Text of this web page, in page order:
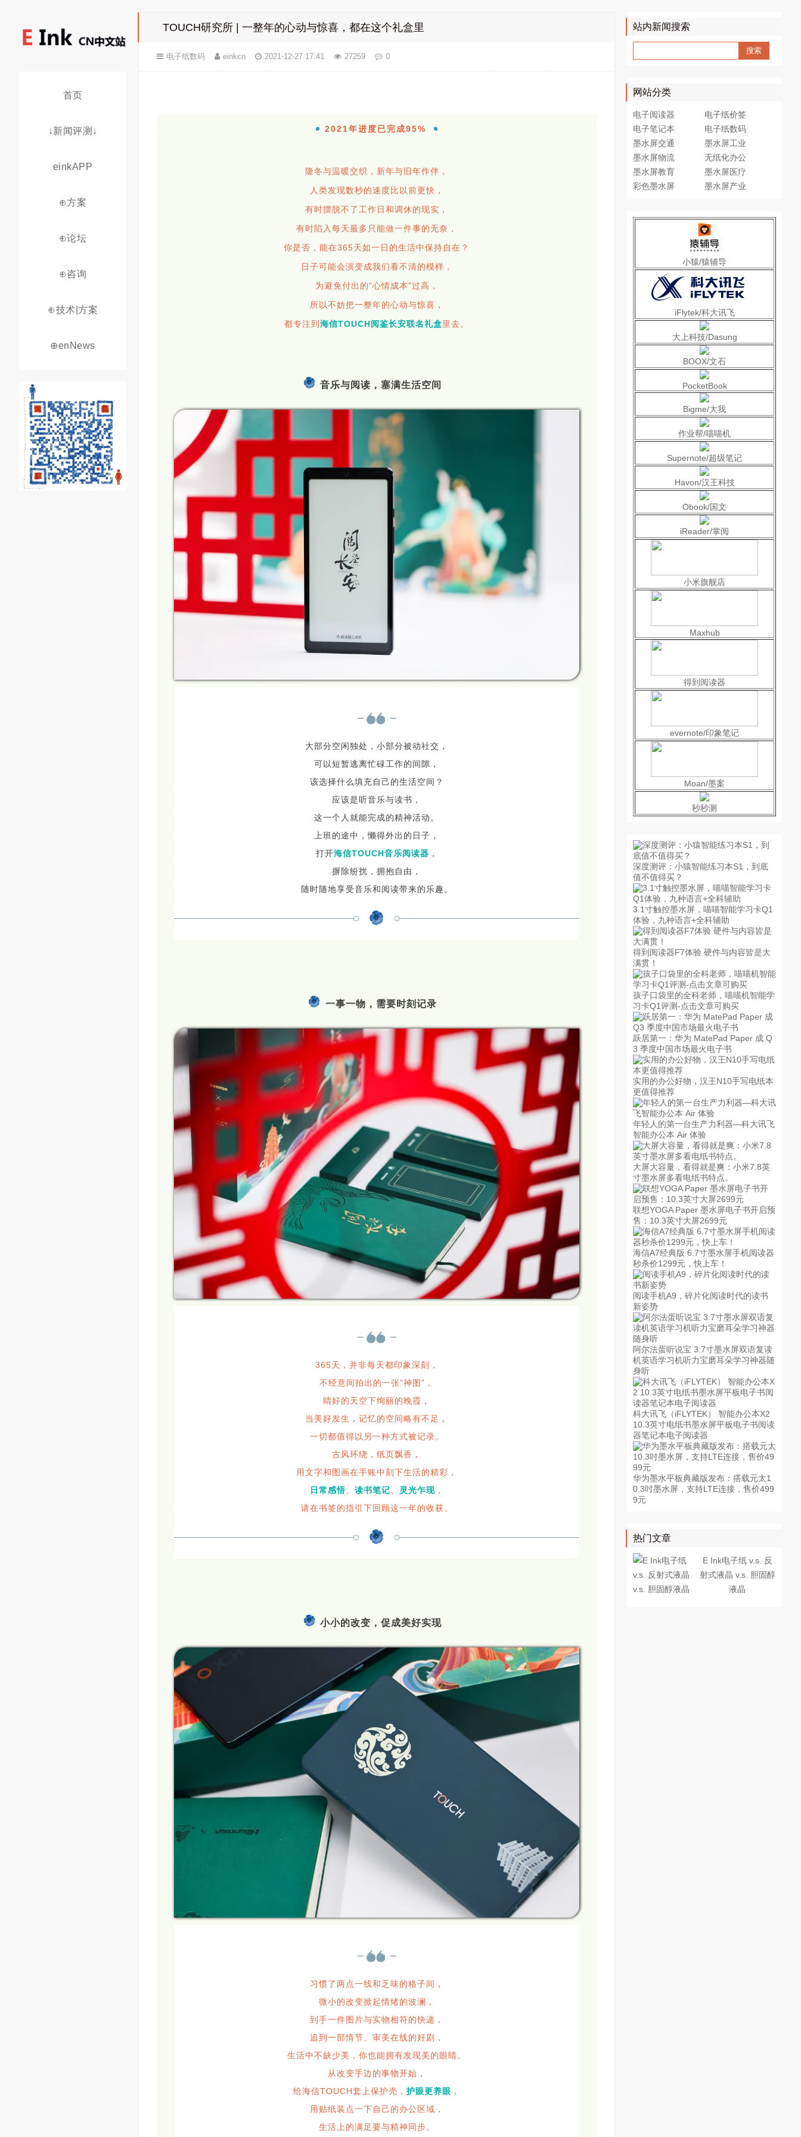
首页
↓新闻评测↓
einkAPP
⊕方案
⊕论坛
⊕咨询
⊕技术|方案
⊕enNews
TOUCH研究所 | 一整年的心动与惊喜，都在这个礼盒里
电子纸数码 einkcn 2021-12-27 17:41 27259 0
2021年进度已完成95%
隆冬与温暖交织，新年与旧年作伴，
人类发现数秒的速度比以前更快，
有时摆脱不了工作日和调休的现实，
有时陷入每天最多只能做一件事的无奈，
你是否，能在365天如一日的生活中保持自在？
日子可能会演变成我们看不清的模样，
为避免付出的“心情成本”过高，
所以不妨把一整年的心动与惊喜，
都专注到 海信TOUCH阅鉴长安联名礼盒里去。
音乐与阅读，塞满生活空间
大部分空闲独处，小部分被动社交，
可以短暂逃离忙碌工作的间隙，
该选择什么填充自己的生活空间？
应该是听音乐与读书，
这一个人就能完成的精神活动。
上班的途中，懒得外出的日子，
打开海信TOUCH音乐阅读器 ，
摒除纷扰，拥抱自由，
随时随地享受音乐和阅读带来的乐趣。
一事一物，需要时刻记录
365天，并非每天都印象深刻，
不经意间拍出的一张“神图”，
晴好的天空下绚丽的晚霞，
当美好发生，记忆的空间略有不足，
一切都值得以另一种方式被记录。
古风环绕，纸页飘香，
用文字和图画在手账中刻下生活的精彩，
日常感悟
读书笔记 灵光乍现，
请在书签的指引下回顾这一年的收获。
小小的改变，促成美好实现
习惯了两点一线和乏味的格子间，
微小的改变掀起情绪的波澜，
到手一件图片与实物相符的快递，
追到一部情节、审美在线的好剧，
生活中不缺少美，你也能拥有发现美的眼睛。
从改变手边的事物开始，
给海信TOUCH套上保护壳， 护眼更养眼 ，
用贴纸装点一下自己的办公区域，
生活上的满足要与精神同步。
站内新闻搜索
网站分类
电子阅读器
电子纸价签
电子笔记本
电子纸数码
墨水屏交通
墨水屏工业
墨水屏物流
无纸化办公
墨水屏教育
墨水屏医疗
彩色墨水屏
墨水屏产业
小猿/猿辅导
iFlytek/科大讯飞
大上科技/Dasung
BOOX/文石
PocketBook
Bigme/大我
作业帮/喵喵机
Supernote/超级笔记
Havon/汉王科技
Obook/国文
iReader/掌阅
小米旗舰店
Maxhub
得到阅读器
evernote/印象笔记
Moan/墨案
秒秒测
深度测评：小猿智能练习本S1，到底
值不值得买？
3.1寸触控墨水屏，喵喵智能学习卡Q1
体验，九种语言+全科辅助
得到阅读器F7体验 硬件与内容皆是大
满贯！
孩子口袋里的全科老师，喵喵机智能学
习卡Q1评测-点击文章可购买
跃居第一：华为 MatePad Paper 成 Q
3 季度中国市场最火电子书
实用的办公好物，汉王N10手写电纸本
更值得推荐
年轻人的第一台生产力利器—科大讯飞
智能办公本 Air 体验
大屏大容量，看得就是爽：小米7.8英
寸墨水屏多看电纸书特点。
联想YOGA Paper 墨水屏电子书开启预
售：10.3英寸大屏2699元
海信A7经典版 6.7寸墨水屏手机阅读器
秒杀价1299元，快上车！
阅读手机A9，碎片化阅读时代的读书
新姿势
阿尔法蛋听说宝 3.7寸墨水屏双语复读
机英语学习机听力宝磨耳朵学习神器随
身听
科大讯飞（iFLYTEK） 智能办公本X2
10.3英寸电纸书墨水屏平板电子书阅读
器笔记本电子阅读器
华为墨水平板典藏版发布：搭载元太1
0.3吋墨水屏，支持LTE连接，售价499
9元
热门文章
E Ink电子纸 v.s. 反
射式液晶 v.s. 胆固醇
液晶